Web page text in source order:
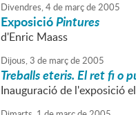
Divendres,4de marçde2005
ExposicióPintures
d'Enric Maass
Dijous,3 de marçde2005
Treballs eteris. El ret fi o
Inauguració de l'exposició